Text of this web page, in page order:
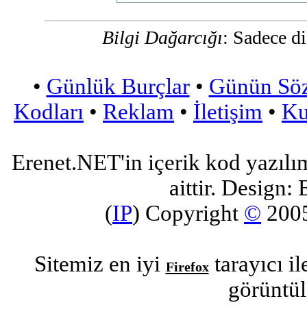
Bilgi Dağarcığı: Sadece
• Günlük Burçlar• Günün
Kodları • Reklam • İletişim •
Erenet.NET'in içerik kod
aittir. Design:
(IP) Copyright ©
Sitemiz en iyi Firefoxtarayıcı